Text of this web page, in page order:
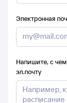
Электронная
Напишите, с
эл.почту